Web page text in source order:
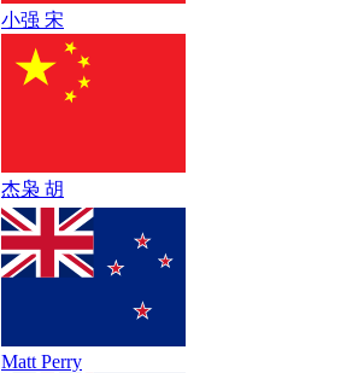
小强 宋
杰枭 胡
Matt Perry